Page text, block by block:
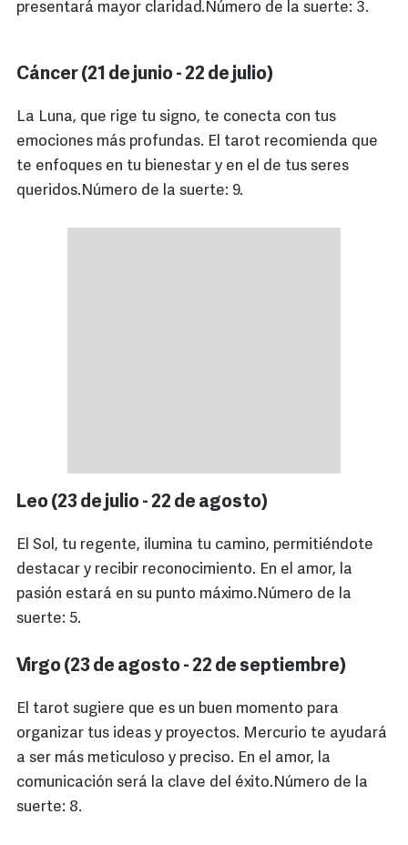
presentará mayor claridad.Número de la suerte: 3.
Cáncer (21 de junio - 22 de julio)
La Luna, que rige tu signo, te conecta con tus
emociones más profundas. El tarot recomienda que
te enfoques en tu bienestar y en el de tus seres
queridos.Número de la suerte: 9.
Leo (23 de julio - 22 de agosto)
El Sol, tu regente, ilumina tu camino, permitiéndote
destacar y recibir reconocimiento. En el amor, la
pasión estará en su punto máximo.Número de la
suerte: 5.
Virgo (23 de agosto - 22 de septiembre)
El tarot sugiere que es un buen momento para
organizar tus ideas y proyectos. Mercurio te ayudará
a ser más meticuloso y preciso. En el amor, la
comunicación será la clave del éxito.Número de la
suerte: 8.